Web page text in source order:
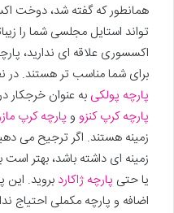
همانطور که گفته شد، دوخت
تواند استایل مجلسی شما را
اکسسوری علاقه ای ندارید،
برای شما مناسب تر هستند. در
پارچه پولکی به عنوان خرجکار
پارچه کرپ کنزو و پارچه کرپ
زمینه هستند. اگر ترجیح می
زمینه ای داشته باشد، بهتر است
یا حتی پارچه ژاکارد بروید.
اضافه و پارچه مکملی احتیاج